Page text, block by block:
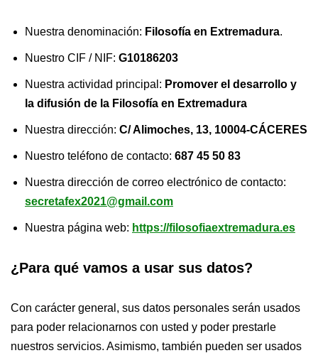
Nuestra denominación: Filosofía en Extremadura.
Nuestro CIF / NIF: G10186203
Nuestra actividad principal: Promover el desarrollo y
la difusión de la Filosofía en Extremadura
Nuestra dirección: C/ Alimoches, 13, 10004-CÁCERES
Nuestro teléfono de contacto: 687 45 50 83
Nuestra dirección de correo electrónico de contacto:
secretafex2021@gmail.com
Nuestra página web: https://filosofiaextremadura.es
¿Para qué vamos a usar sus datos?
Con carácter general, sus datos personales serán usados
para poder relacionarnos con usted y poder prestarle
nuestros servicios. Asimismo, también pueden ser usados